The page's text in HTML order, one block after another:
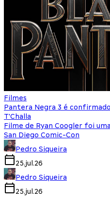
Filmes
Pantera Negra 3 é
T'Challa
Filme de Ryan Coogler foi
San Diego Comic-Con
Pedro Siqueira
25.jul.26
Pedro Siqueira
25.jul.26